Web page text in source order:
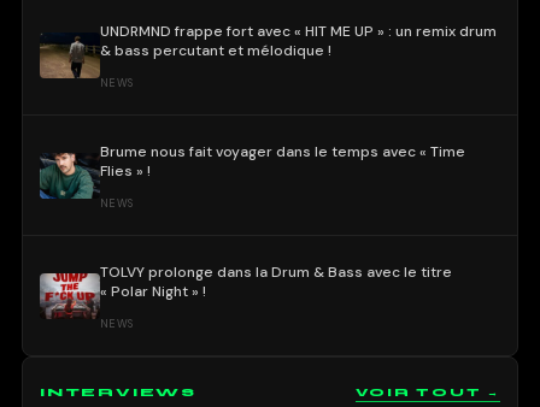
UNDRMND frappe fort avec « HIT ME UP » : un remix drum
& bass percutant et mélodique !
NEWS
Brume nous fait voyager dans le temps avec « Time
Flies » !
NEWS
TOLVY prolonge dans la Drum & Bass avec le titre
« Polar Night » !
NEWS
INTERVIEWS VOIR TOUT →